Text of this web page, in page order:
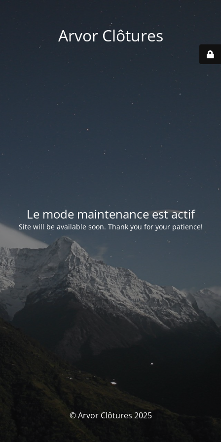
Arvor Clôtures
Le mode maintenance est actif
Site will be available soon. Thank you for your patience!
© Arvor Clôtures 2025